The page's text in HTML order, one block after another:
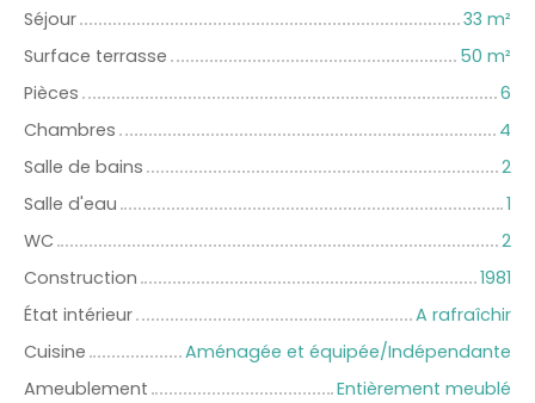
Séjour 33 m²
Surface terrasse
50 m²
Pièces
6
Chambres
4
Salle de bains
2
Salle d'eau
1
WC
2
Construction
1981
État intérieur
A rafraîchir
Cuisine
Aménagée et équipée/Indépendante
Ameublement
Entièrement meublé